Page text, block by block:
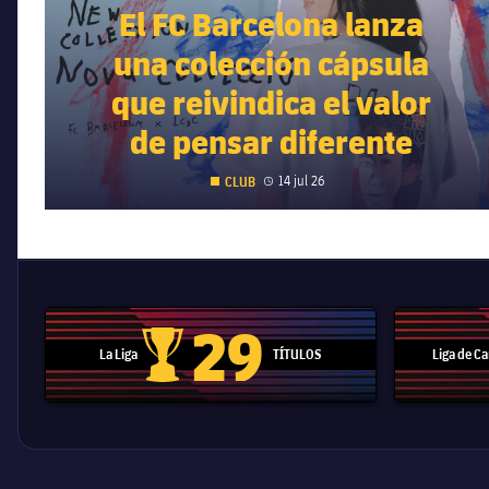
El FC Barcelona lanza
una colección cápsula
que reivindica el valor
de pensar diferente
CLUB Fecha de publicación
14 jul 26
La Liga
Trofeo de La Liga
29 TÍTULOS Liga de